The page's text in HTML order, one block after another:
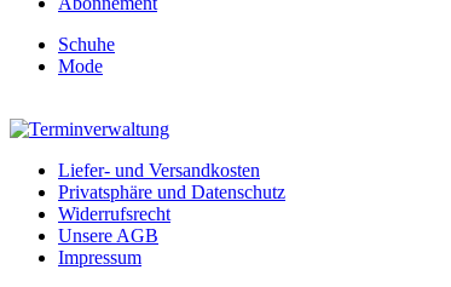
Schuhe
Mode
Liefer- und Versandkosten
Privatsphäre und Datenschutz
Widerrufsrecht
Unsere AGB
Impressum